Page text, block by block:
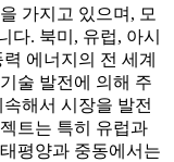
가지고 있으며, 모
다. 북미, 유럽, 아시
에너지의 전 세계
술 발전에 의해 주
해서 시장을 발전
트는 특히 유럽과
평양과 중동에서는